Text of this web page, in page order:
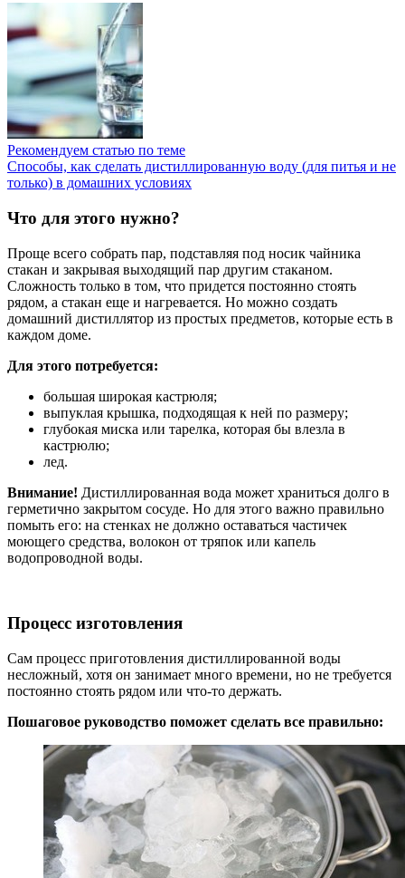
Рекомендуем статью по теме
Способы, как сделать дистиллированную воду (для питья и не
только) в домашних условиях
Что для этого нужно?
Проще всего собрать пар, подставляя под носик чайника
стакан и закрывая выходящий пар другим стаканом.
Сложность только в том, что придется постоянно стоять
рядом, а стакан еще и нагревается. Но можно создать
домашний дистиллятор из простых предметов, которые есть в
каждом доме.
Для этого потребуется:
большая широкая кастрюля;
выпуклая крышка, подходящая к ней по размеру;
глубокая миска или тарелка, которая бы влезла в
кастрюлю;
лед.
Внимание! Дистиллированная вода может храниться долго в
герметично закрытом сосуде. Но для этого важно правильно
помыть его: на стенках не должно оставаться частичек
моющего средства, волокон от тряпок или капель
водопроводной воды.
Процесс изготовления
Сам процесс приготовления дистиллированной воды
несложный, хотя он занимает много времени, но не требуется
постоянно стоять рядом или что-то держать.
Пошаговое руководство поможет сделать все правильно: